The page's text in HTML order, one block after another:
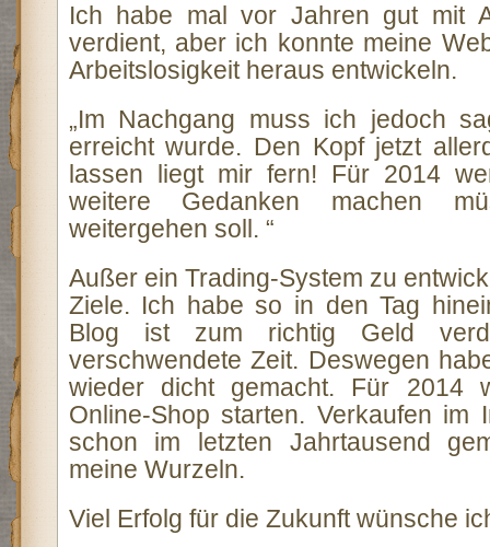
Ich habe mal vor Jahren gut mit
verdient, aber ich konnte meine
Arbeitslosigkeit heraus entwickeln.
„Im Nachgang muss ich jedoch
erreicht wurde. Den Kopf jetzt
lassen liegt mir fern! Für 2014
weitere Gedanken machen
weitergehen soll. “
Außer ein Trading-System zu
Ziele. Ich habe so in den Tag
Blog ist zum richtig Geld
verschwendete Zeit. Deswegen
wieder dicht gemacht. Für 2014
Online-Shop starten. Verkaufen im
schon im letzten Jahrtausend
meine Wurzeln.
Viel Erfolg für die Zukunft wünsche